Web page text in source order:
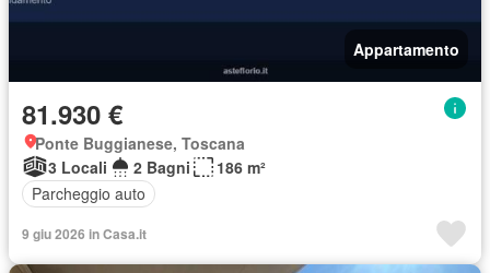
Appartamento
81.930 €
Ponte Buggianese, Toscana
3 Locali
2 Bagni
186 m²
Parcheggio auto
9 giu 2026 in Casa.it